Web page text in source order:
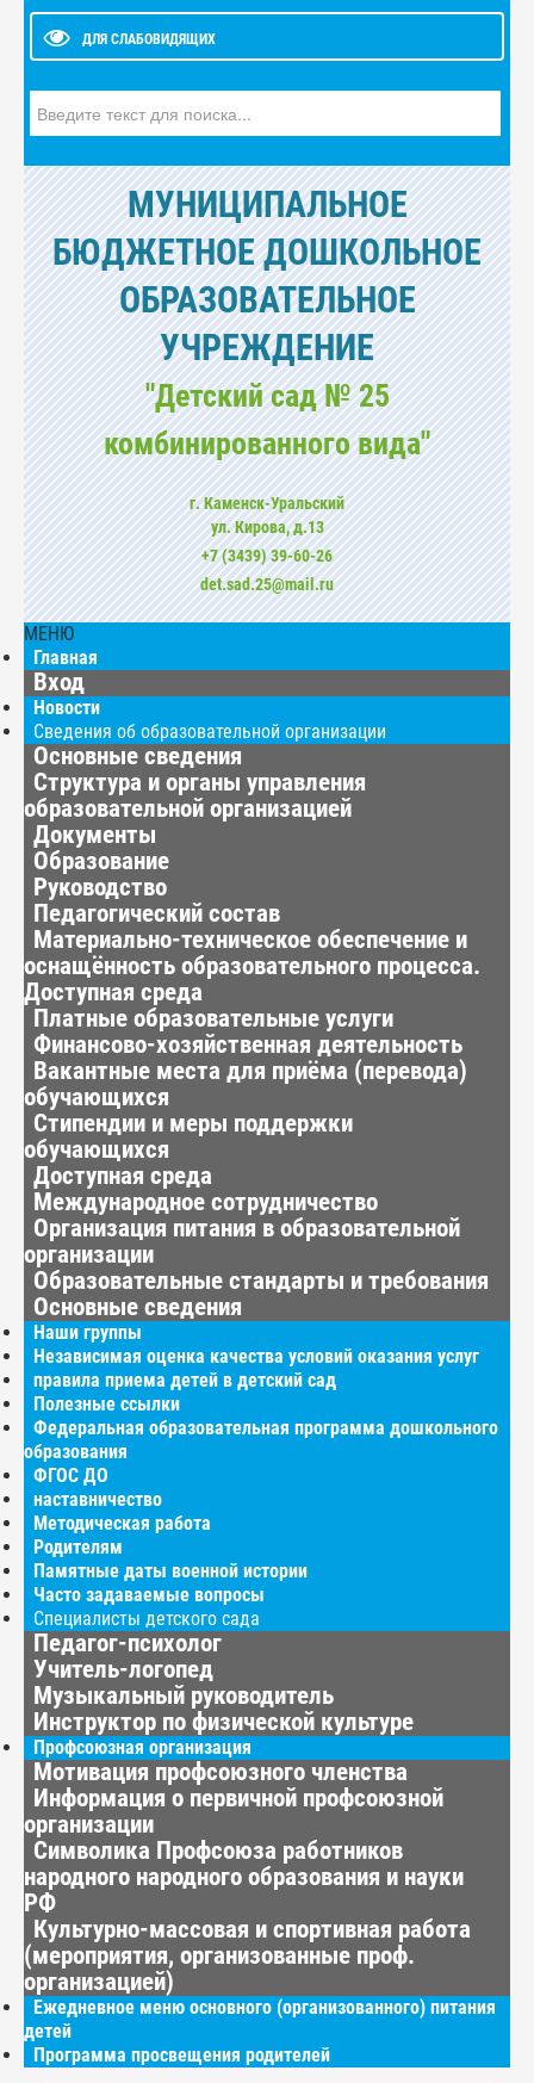
ДЛЯ СЛАБОВИДЯЩИХ
МУНИЦИПАЛЬНОЕ
БЮДЖЕТНОЕ ДОШКОЛЬНОЕ
ОБРАЗОВАТЕЛЬНОЕ
УЧРЕЖДЕНИЕ
"Детский сад № 25
комбинированного вида"
г. Каменск-Уральский
ул. Кирова, д.13
+7 (3439) 39-60-26
det.sad.25@mail.ru
МЕНЮ
Главная
Вход
Новости
Сведения об образовательной организации
Основные сведения
Структура и органы управления
образовательной организацией
Документы
Образование
Руководство
Педагогический состав
Материально-техническое обеспечение и
оснащённость образовательного процесса.
Доступная среда
Платные образовательные услуги
Финансово-хозяйственная деятельность
Вакантные места для приёма (перевода)
обучающихся
Стипендии и меры поддержки
обучающихся
Доступная среда
Международное сотрудничество
Организация питания в образовательной
организации
Образовательные стандарты и требования
Основные сведения
Наши группы
Независимая оценка качества условий оказания услуг
правила приема детей в детский сад
Полезные ссылки
Федеральная образовательная программа дошкольного
образования
ФГОС ДО
наставничество
Методическая работа
Родителям
Памятные даты военной истории
Часто задаваемые вопросы
Специалисты детского сада
Педагог-психолог
Учитель-логопед
Музыкальный руководитель
Инструктор по физической культуре
Профсоюзная организация
Мотивация профсоюзного членства
Информация о первичной профсоюзной
организации
Символика Профсоюза работников
народного народного образования и науки
РФ
Культурно-массовая и спортивная работа
(мероприятия, организованные проф.
организацией)
Ежедневное меню основного (организованного) питания
детей
Программа просвещения родителей